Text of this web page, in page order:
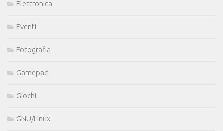
Elettronica
Eventi
Fotografia
Gamepad
Giochi
GNU/Linux